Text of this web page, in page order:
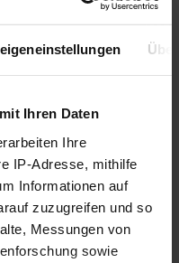
Ihren Daten
Ihre
IP-Adresse, mithilfe
Informationen auf
zuzugreifen und so
Messungen von
sowie
Raytracing
sich aktuell in
gerne bei uns auf
Vielen Dank!